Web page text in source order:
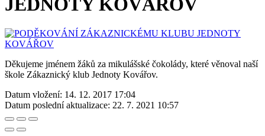
JEDNOTY KOVÁŘOV
Děkujeme jménem žáků za mikulášské čokolády, které věnoval naší
škole Zákaznický klub Jednoty Kovářov.
Datum vložení: 14. 12. 2017 17:04
Datum poslední aktualizace: 22. 7. 2021 10:57